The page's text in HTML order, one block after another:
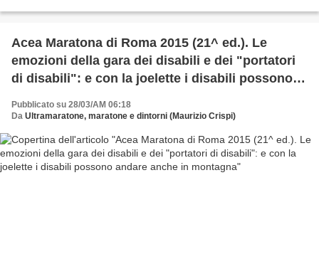
Acea Maratona di Roma 2015 (21^ ed.). Le
emozioni della gara dei disabili e dei "portatori
di disabili": e con la joelette i disabili possono
Pubblicato su 28/03/AM 06:18
Da Ultramaratone, maratone e dintorni (Maurizio Crispi)